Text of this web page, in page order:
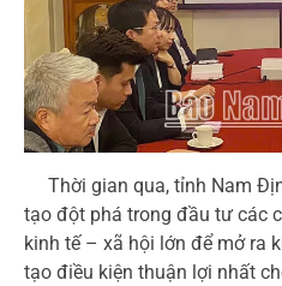
Thời gian qua, tỉnh Nam
tạo đột phá trong đầu tư các
kinh tế – xã hội lớn để mở ra
tạo điều kiện thuận lợi nhất